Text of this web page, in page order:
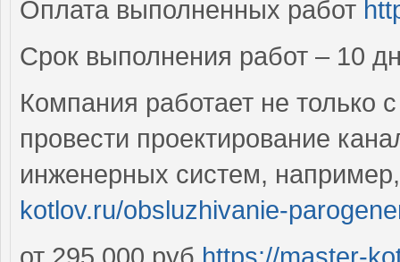
Оплата выполненных работ
Срок выполнения работ – 10
Компания работает не
провести проектирование
инженерных систем,
kotlov.ru/obsluzhivanie-
от 295 000 руб https://master-